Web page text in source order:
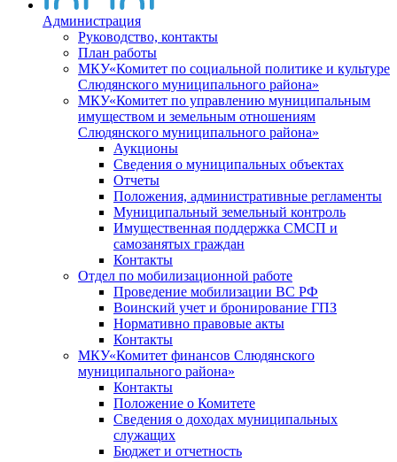
Администрация
Руководство, контакты
План работы
МКУ«Комитет по социальной политике и культуре
Слюдянского муниципального района»
МКУ«Комитет по управлению муниципальным
имуществом и земельным отношениям
Слюдянского муниципального района»
Аукционы
Сведения о муниципальных объектах
Отчеты
Положения, административные регламенты
Муниципальный земельный контроль
Имущественная поддержка СМСП и
самозанятых граждан
Контакты
Отдел по мобилизационной работе
Проведение мобилизации ВС РФ
Воинский учет и бронирование ГПЗ
Нормативно правовые акты
Контакты
МКУ«Комитет финансов Слюдянского
муниципального района»
Контакты
Положение о Комитете
Сведения о доходах муниципальных
служащих
Бюджет и отчетность